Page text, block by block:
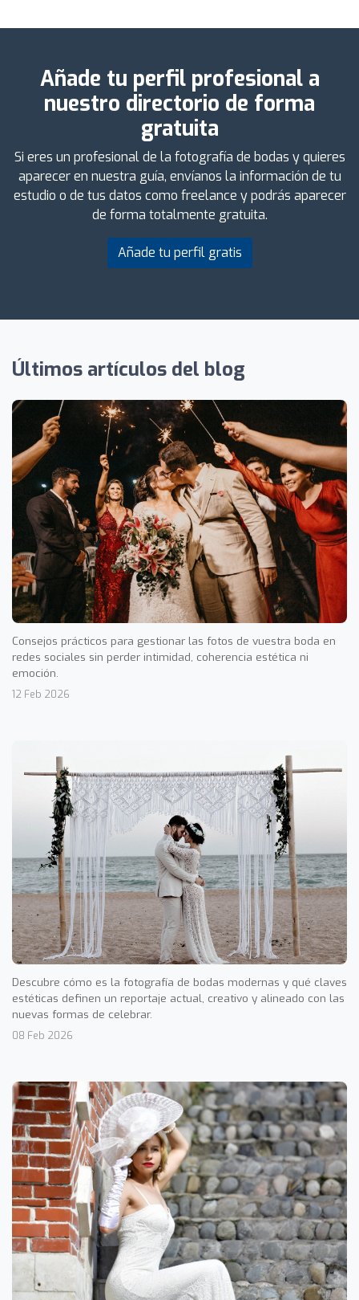
Añade tu perfil profesional a
nuestro directorio de forma
gratuita
Si eres un profesional de la fotografía de bodas y quieres
aparecer en nuestra guía, envíanos la información de tu
estudio o de tus datos como freelance y podrás aparecer
de forma totalmente gratuita.
Añade tu perfil gratis
Últimos artículos del blog
Consejos prácticos para gestionar las fotos de vuestra boda en
redes sociales sin perder intimidad, coherencia estética ni
emoción.
12 Feb 2026
Descubre cómo es la fotografía de bodas modernas y qué claves
estéticas definen un reportaje actual, creativo y alineado con las
nuevas formas de celebrar.
08 Feb 2026